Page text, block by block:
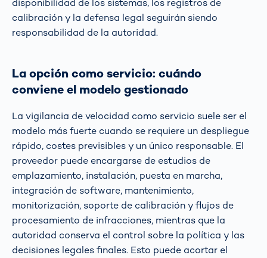
disponibilidad de los sistemas, los registros de
calibración y la defensa legal seguirán siendo
responsabilidad de la autoridad.
La opción como servicio: cuándo
conviene el modelo gestionado
La vigilancia de velocidad como servicio suele ser el
modelo más fuerte cuando se requiere un despliegue
rápido, costes previsibles y un único responsable. El
proveedor puede encargarse de estudios de
emplazamiento, instalación, puesta en marcha,
integración de software, mantenimiento,
monitorización, soporte de calibración y flujos de
procesamiento de infracciones, mientras que la
autoridad conserva el control sobre la política y las
decisiones legales finales. Esto puede acortar el